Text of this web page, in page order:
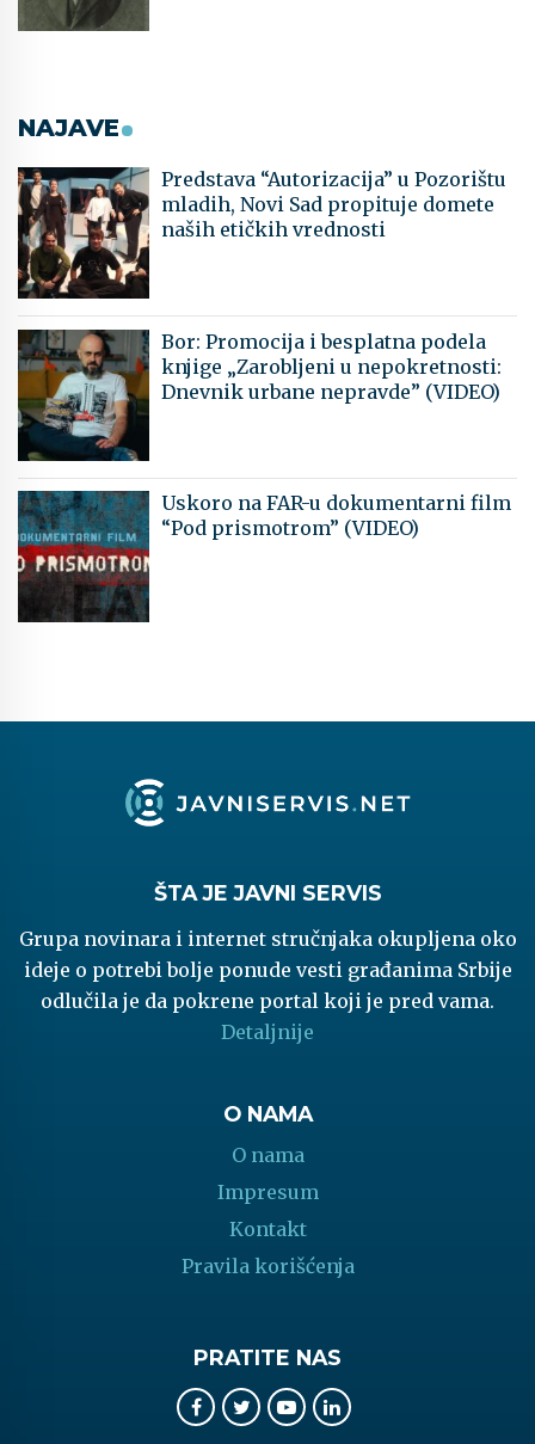
NAJAVE
Predstava “Autorizacija” u Pozorištu
mladih, Novi Sad propituje domete
naših etičkih vrednosti
Bor: Promocija i besplatna podela
knjige „Zarobljeni u nepokretnosti:
Dnevnik urbane nepravde” (VIDEO)
Uskoro na FAR-u dokumentarni film
“Pod prismotrom” (VIDEO)
ŠTA JE JAVNI SERVIS
Grupa novinara i internet stručnjaka okupljena oko
ideje o potrebi bolje ponude vesti građanima Srbije
odlučila je da pokrene portal koji je pred vama.
Detaljnije
O NAMA
O nama
Impresum
Kontakt
Pravila korišćenja
PRATITE NAS